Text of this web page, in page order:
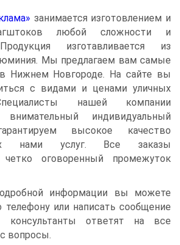
занимается изготовлением и
любой сложности и
изготавливается из
Мы предлагаем вам самые
Нижнем Новгороде. На сайте вы
с видами и ценами уличных
нашей компании
индивидуальный
высокое качество
нами услуг. Все заказы
оговоренный промежуток
информации вы можете
телефону или написать сообщение
ответят на все
вопросы.